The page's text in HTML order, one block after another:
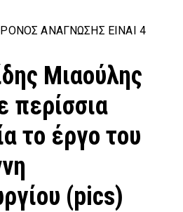
ΑΝΆΓΝΩΣΗΣ ΕΊΝΑΙ 4
Μιαούλης
περίσσια
το έργο του
(pics)